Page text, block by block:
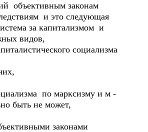
объективным законам
и это следующая
за капитализмом и
видов,
социализма
по марксизму и м -
быть не может,
законами